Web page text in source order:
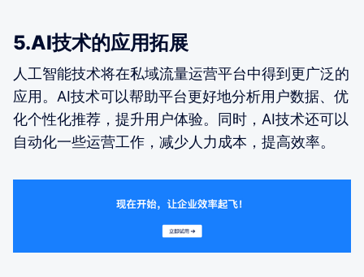
5.AI技术的应用拓展
人工智能技术将在私域流量运营平台中得到更广泛的
应用。AI技术可以帮助平台更好地分析用户数据、优
化个性化推荐，提升用户体验。同时，AI技术还可以
自动化一些运营工作，减少人力成本，提高效率。